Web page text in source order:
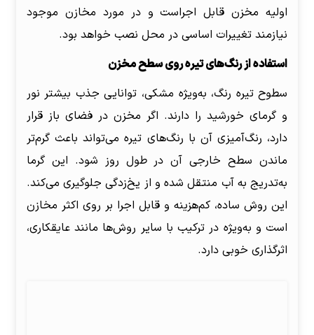
اولیه مخزن قابل اجراست و در مورد مخازن موجود
نیازمند تغییرات اساسی در محل نصب خواهد بود.
استفاده از رنگ‌های تیره روی سطح مخزن
سطوح تیره رنگ، به‌ویژه مشکی، توانایی جذب بیشتر نور
و گرمای خورشید را دارند. اگر مخزن در فضای باز قرار
دارد، رنگ‌آمیزی آن با رنگ‌های تیره می‌تواند باعث گرم‌تر
ماندن سطح خارجی آن در طول روز شود. این گرما
به‌تدریج به آب منتقل شده و از یخ‌زدگی جلوگیری می‌کند.
این روش ساده، کم‌هزینه و قابل اجرا بر روی اکثر مخازن
است و به‌ویژه در ترکیب با سایر روش‌ها مانند عایقکاری،
اثرگذاری خوبی دارد.